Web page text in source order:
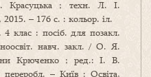
; техн. Л. І.
– 176 с. : кольор. іл.
клас : посіб. для позакл.
навч. закл. / О. Я.
Крюченко ; ред.: І. В.
– Київ : Освіта,